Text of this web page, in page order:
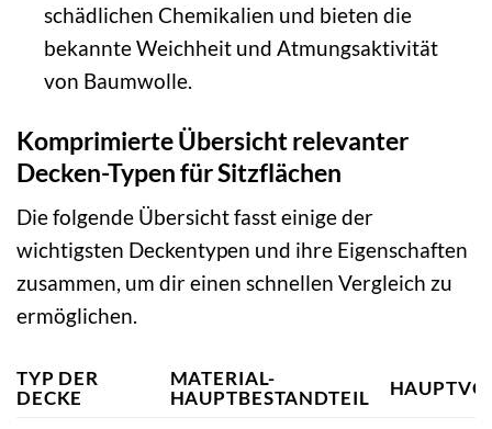
schädlichen Chemikalien und bieten die
bekannte Weichheit und Atmungsaktivität
von Baumwolle.
Komprimierte Übersicht relevanter
Decken-Typen für Sitzflächen
Die folgende Übersicht fasst einige der
wichtigsten Deckentypen und ihre Eigenschaften
zusammen, um dir einen schnellen Vergleich zu
ermöglichen.
TYP DER
DECKE
MATERIAL-
HAUPTBESTANDTEIL